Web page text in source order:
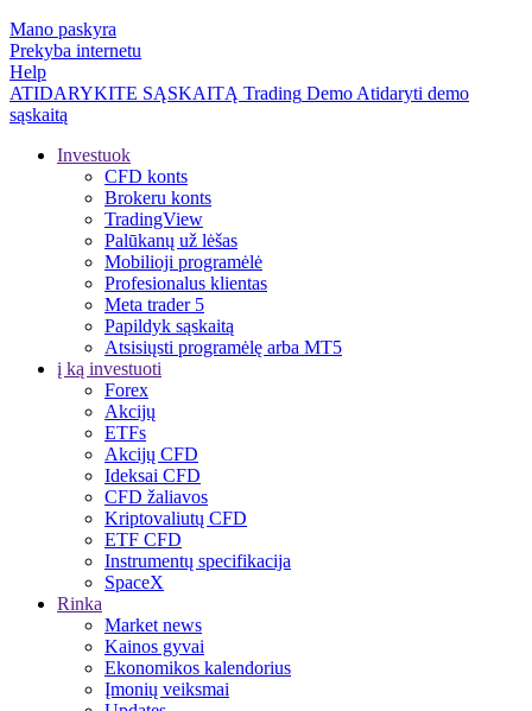
Mano paskyra
Prekyba internetu
Help
ATIDARYKITE SĄSKAITĄ Trading Demo Atidaryti demo
sąskaitą
Investuok
CFD konts
Brokeru konts
TradingView
Palūkanų už lėšas
Mobilioji programėlė
Profesionalus klientas
Meta trader 5
Papildyk sąskaitą
Atsisiųsti programėlę arba MT5
į ką investuoti
Forex
Akcijų
ETFs
Akcijų CFD
Ideksai CFD
CFD žaliavos
Kriptovaliutų CFD
ETF CFD
Instrumentų specifikacija
SpaceX
Rinka
Market news
Kainos gyvai
Ekonomikos kalendorius
Įmonių veiksmai